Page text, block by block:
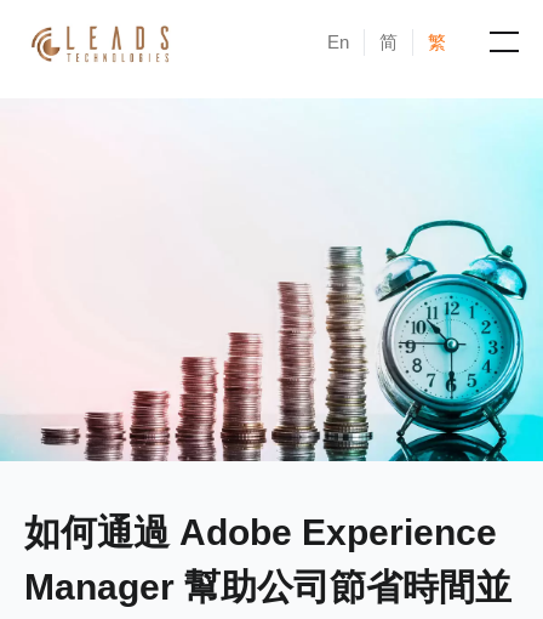
En 简 繁
關於凝新
如何通過 Adobe Experience
Manager 幫助公司節省時間並